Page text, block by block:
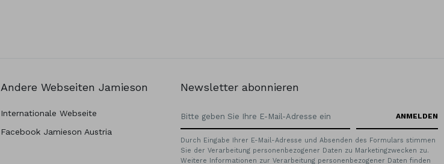
Andere Webseiten Jamieson
Internationale Webseite
Facebook Jamieson Austria
Newsletter abonnieren
Durch Eingabe Ihrer E-Mail-Adresse und Absenden des Formulars stimmen
Sie der Verarbeitung personenbezogener Daten zu Marketingzwecken zu.
Weitere Informationen zur Verarbeitung personenbezogener Daten finden